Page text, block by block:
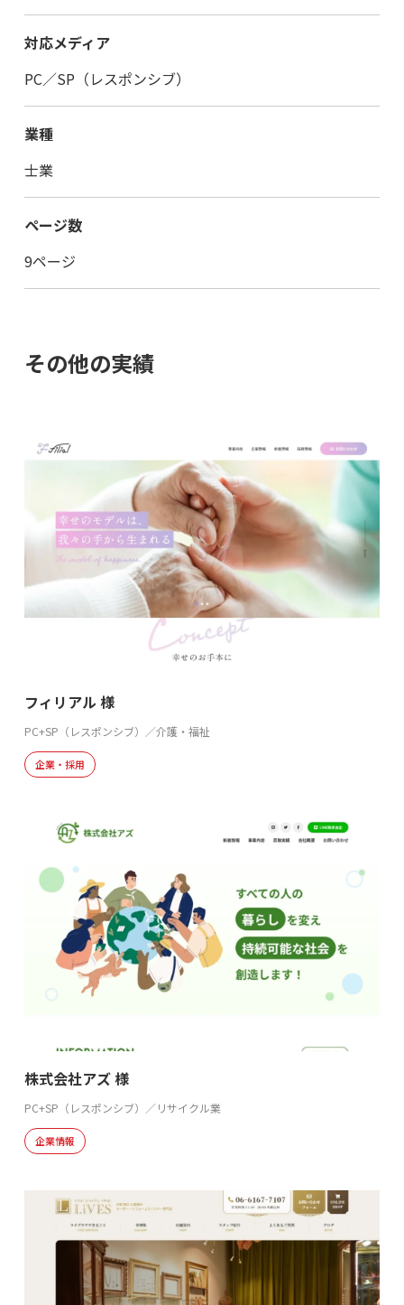
対応メディア
PC／SP（レスポンシブ）
業種
士業
ページ数
9ページ
その他の実績
フィリアル 様
PC+SP（レスポンシブ）／介護・福祉
企業・採用
株式会社アズ 様
PC+SP（レスポンシブ）／リサイクル業
企業情報